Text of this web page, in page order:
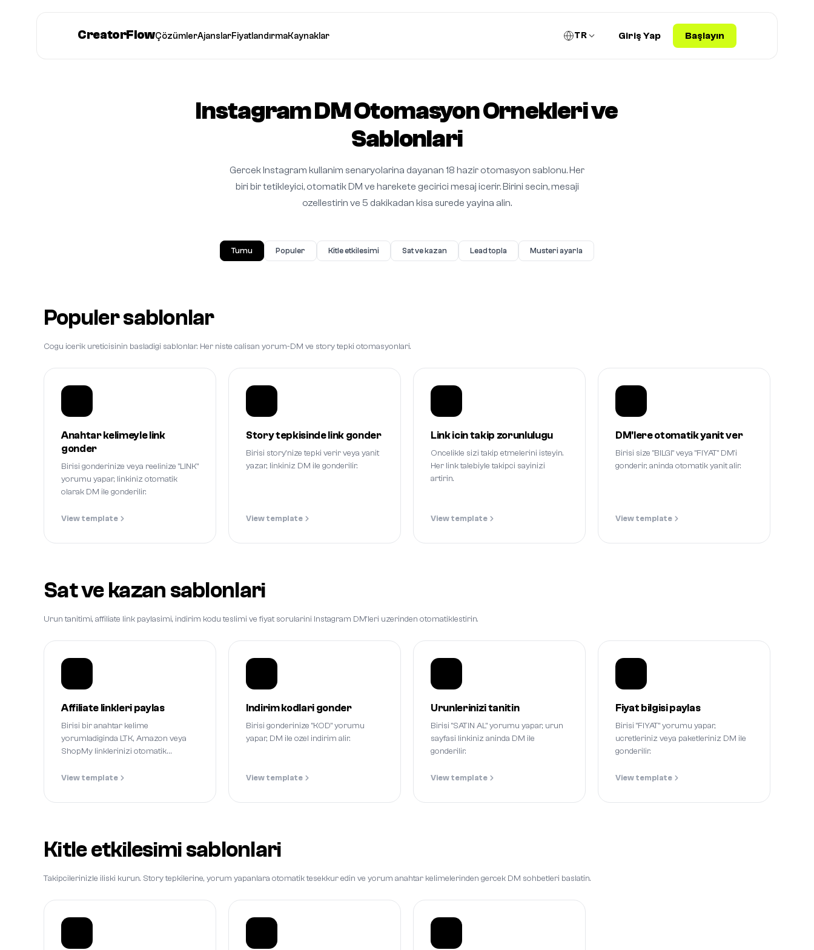
CreatorFlowÇözümlerAjanslarFiyatlandırmaKaynaklar TR Giriş Yap Başlayın
Instagram DM Otomasyon Ornekleri ve
Sablonlari
Gercek Instagram kullanim senaryolarina dayanan 18 hazir otomasyon sablonu. Her
biri bir tetikleyici, otomatik DM ve harekete gecirici mesaj icerir. Birini secin, mesaji
ozellestirin ve 5 dakikadan kisa surede yayina alin.
Tumu Populer Kitle etkilesimi Sat ve kazan Lead topla Musteri ayarla
Populer sablonlar
Cogu icerik ureticisinin basladigi sablonlar. Her niste calisan yorum-DM ve story tepki otomasyonlari.
Anahtar kelimeyle link
gonder
Birisi gonderinize veya reelinize "LINK"
yorumu yapar, linkiniz otomatik
olarak DM ile gonderilir.
View template
Story tepkisinde link gonder
Birisi story'nize tepki verir veya yanit
yazar, linkiniz DM ile gonderilir.
View template
Link icin takip zorunlulugu
Oncelikle sizi takip etmelerini isteyin.
Her link talebiyle takipci sayinizi
artirin.
View template
DM'lere otomatik yanit ver
Birisi size "BILGI" veya "FIYAT" DM'i
gonderir, aninda otomatik yanit alir.
View template
Sat ve kazan sablonlari
Urun tanitimi, affiliate link paylasimi, indirim kodu teslimi ve fiyat sorularini Instagram DM'leri uzerinden otomatiklestirin.
Affiliate linkleri paylas
Birisi bir anahtar kelime
yorumladiginda LTK, Amazon veya
ShopMy linklerinizi otomatik
View template
Indirim kodlari gonder
Birisi gonderinize "KOD" yorumu
yapar, DM ile ozel indirim alir.
View template
Urunlerinizi tanitin
Birisi "SATIN AL" yorumu yapar, urun
sayfasi linkiniz aninda DM ile
gonderilir.
View template
Fiyat bilgisi paylas
Birisi "FIYAT" yorumu yapar,
ucretleriniz veya paketleriniz DM ile
gonderilir.
View template
Kitle etkilesimi sablonlari
Takipcilerinizle iliski kurun. Story tepkilerine, yorum yapanlara otomatik tesekkur edin ve yorum anahtar kelimelerinden gercek DM sohbetleri baslatin.